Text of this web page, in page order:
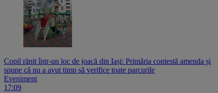
Copil rănit într-un loc de joacă din Iași: Primăria contestă amenda și
spune că nu a avut timp să verifice toate parcurile
Eveniment
17:09